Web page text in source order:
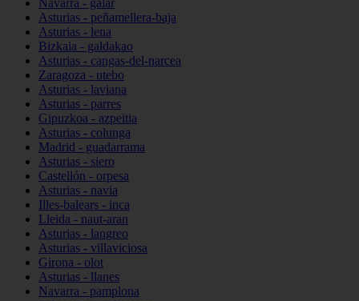
Navarra - galar
Asturias - peñamellera-baja
Asturias - lena
Bizkaia - galdakao
Asturias - cangas-del-narcea
Zaragoza - utebo
Asturias - laviana
Asturias - parres
Gipuzkoa - azpeitia
Asturias - colunga
Madrid - guadarrama
Asturias - siero
Castellón - orpesa
Asturias - navia
Illes-balears - inca
Lleida - naut-aran
Asturias - langreo
Asturias - villaviciosa
Girona - olot
Asturias - llanes
Navarra - pamplona